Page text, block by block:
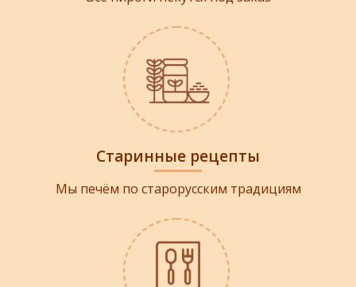
Старинные рецепты
Мы печём по старорусским традициям